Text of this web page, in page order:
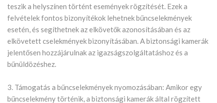
teszik a helyszínen történt események rögzítését. Ezek a
felvételek fontos bizonyítékok lehetnek bűncselekmények
esetén, és segíthetnek az elkövetők azonosításában és az
elkövetett cselekmények bizonyításában. A biztonsági kamerák
jelentősen hozzájárulnak az igazságszolgáltatáshoz és a
bűnüldözéshez.
3. Támogatás a bűncselekmények nyomozásában: Amikor egy
bűncselekmény történik, a biztonsági kamerák által rögzített